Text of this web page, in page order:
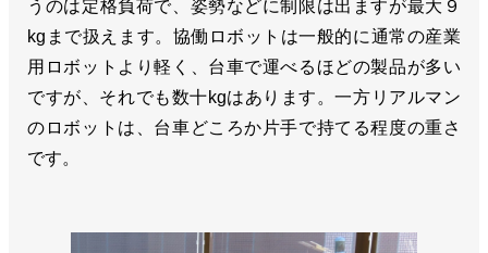
うのは定格負荷で、姿勢などに制限は出ますが最大９
kgまで扱えます。協働ロボットは一般的に通常の産業
用ロボットより軽く、台車で運べるほどの製品が多い
ですが、それでも数十kgはあります。一方リアルマン
のロボットは、台車どころか片手で持てる程度の重さ
です。